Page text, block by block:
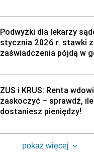
Podwyżki dla lekarzy
stycznia 2026 r. stawki
zaświadczenia pójdą w
ZUS i KRUS: Renta
zaskoczyć – sprawdź,
dostaniesz pieniędzy!
pokaż więcej